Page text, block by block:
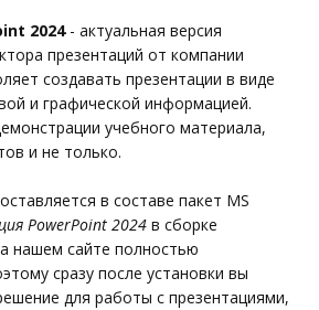
2024- актуальная версия
презентаций от компании
создавать презентации в виде
и графической информацией.
учебного материала,
и не только.
в составе пакет MS
PowerPoint 2024 в сборке
нашем сайте полностью
сразу после установки вы
для работы с презентациями,